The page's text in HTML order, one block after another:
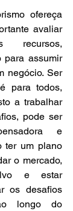
ofereça
avaliar
recursos,
para assumir
negócio. Ser
para todos,
a trabalhar
pode ser
e
ter um plano
o mercado,
e estar
os desafios
longo do